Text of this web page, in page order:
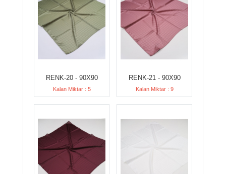
RENK-20 - 90X90
Kalan Miktar : 5
RENK-21 - 90X90
Kalan Miktar : 9